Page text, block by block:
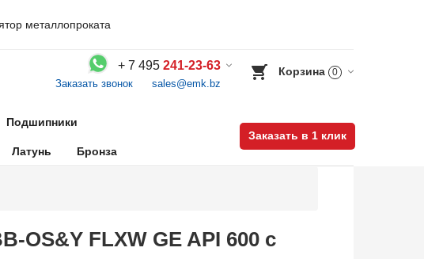
металлопроката
+ 7 495 241-23-63
Заказать звонок sales@emk.bz
Корзина 0
Подшипники
Латунь Бронза
Заказать в 1 клик
OS&Y FLXW GE API 600 с